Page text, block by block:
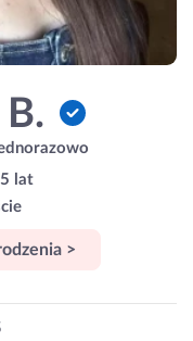
lat
>